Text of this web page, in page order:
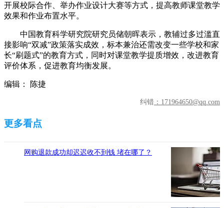
开展校际合作、举办作业设计大赛等方式，提高教师课堂教学
效果和作业布置水平。
中国教育科学研究院研究员储朝晖表示，教辅过多过滥直
接影响“双减”政策落实成效，标本兼治还需改变一些学校和家
长“刷题式”的教育方式，同时对课堂教学提质增效，改进教育
评价体系，促进教育均衡发展。
编辑： 陈捷
纠错 ：171964650@qq.com
网购退款成功却迟迟收不到钱 堵在哪了？